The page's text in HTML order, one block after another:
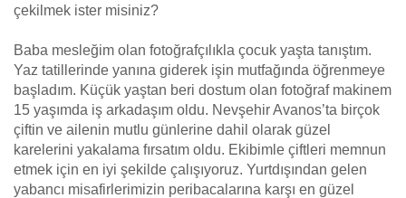
çekilmek ister misiniz?
Baba mesleğim olan fotoğrafçılıkla çocuk yaşta tanıştım.
Yaz tatillerinde yanına giderek işin mutfağında öğrenmeye
başladım. Küçük yaştan beri dostum olan fotoğraf makinem
15 yaşımda iş arkadaşım oldu. Nevşehir Avanos’ta birçok
çiftin ve ailenin mutlu günlerine dahil olarak güzel
karelerini yakalama fırsatım oldu. Ekibimle çiftleri memnun
etmek için en iyi şekilde çalışıyoruz. Yurtdışından gelen
yabancı misafirlerimizin peribacalarına karşı en güzel